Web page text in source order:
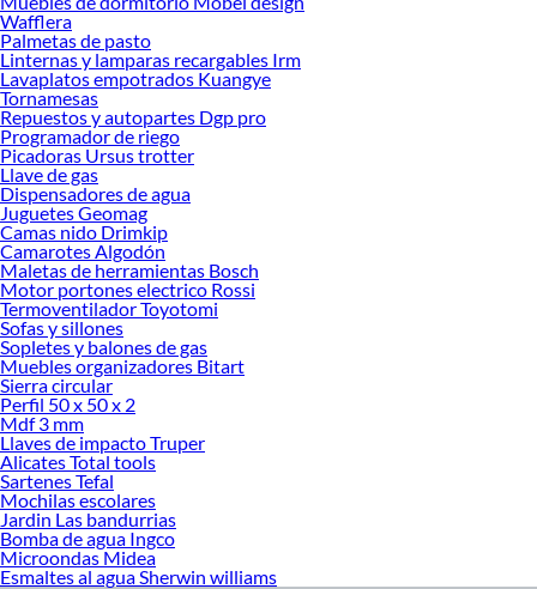
Wafflera
Palmetas de pasto
Linternas y lamparas recargables Irm
Lavaplatos empotrados Kuangye
Tornamesas
Repuestos y autopartes Dgp pro
Programador de riego
Picadoras Ursus trotter
Llave de gas
Dispensadores de agua
Juguetes Geomag
Camas nido Drimkip
Camarotes Algodón
Maletas de herramientas Bosch
Motor portones electrico Rossi
Termoventilador Toyotomi
Sofas y sillones
Sopletes y balones de gas
Muebles organizadores Bitart
Sierra circular
Perfil 50 x 50 x 2
Mdf 3 mm
Llaves de impacto Truper
Alicates Total tools
Sartenes Tefal
Mochilas escolares
Jardin Las bandurrias
Bomba de agua Ingco
Microondas Midea
Esmaltes al agua Sherwin williams